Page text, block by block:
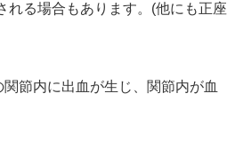
れる場合もあります。(他にも正座
節内に出血が生じ、関節内が血